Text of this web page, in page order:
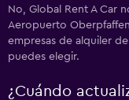
No, Global Rent A Car
Aeropuerto
empresas de alquiler
puedes elegir.
¿Cuándo